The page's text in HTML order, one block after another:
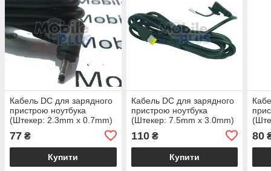
Кабель DC для зарядного
пристрою ноутбука
(Штекер: 2.3mm x 0.7mm)
77 ₴
Купити
Кабель DC для зарядного
пристрою ноутбука
(Штекер: 7.5mm x 3.0mm)
ThinkPad
110₴
Купити
80